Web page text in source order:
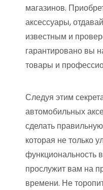
магазинов.
аксессуары,
известным и
гарантировано вы
товары и
Следуя этим
автомобильных
сделать
которая не только
функциональность
прослужит вам на
времени. Не